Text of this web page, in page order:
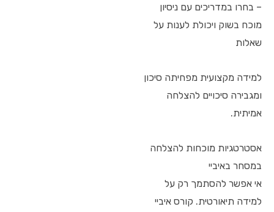
– בחרו במדריכים עם ניסיון
מוכח בשוק ויכולת לענות על
שאלות
למידה מקצועית מפחיתה סיכון
ומגבירה סיכויים להצלחה
אמיתית.
אסטרטגיות מוכחות להצלחה
במסחר באיביי
אי אפשר להסתמך רק על
למידה תיאורטית. קורס איביי